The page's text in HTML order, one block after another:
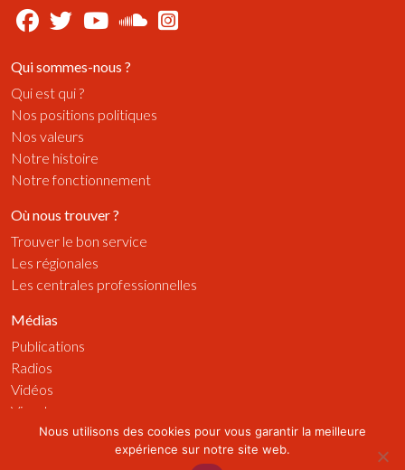
Qui sommes-nous ?
Qui est qui ?
Nos positions politiques
Nos valeurs
Notre histoire
Notre fonctionnement
Où nous trouver ?
Trouver le bon service
Les régionales
Les centrales professionnelles
Médias
Publications
Radios
Vidéos
Visuels
Nous utilisons des cookies pour vous garantir la meilleure
expérience sur notre site web.